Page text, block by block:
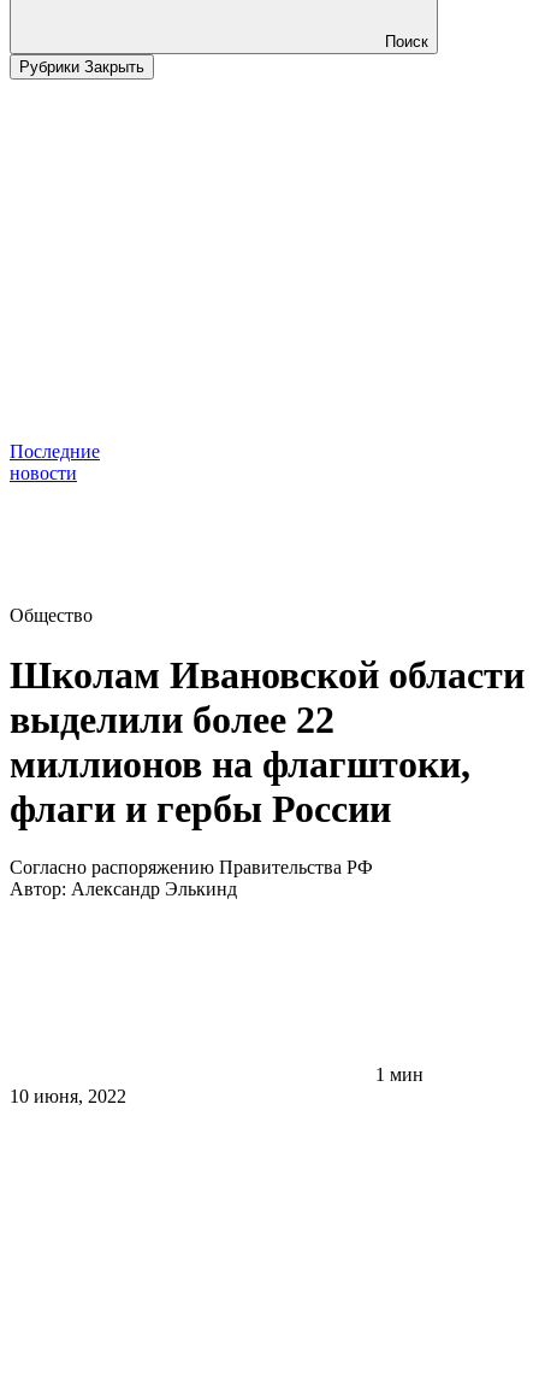
Поиск
Рубрики Закрыть
Последние
новости
Общество
Школам Ивановской области
выделили более 22
миллионов на флагштоки,
флаги и гербы России
Согласно распоряжению Правительства РФ
Автор: Александр Элькинд
1 мин
10 июня, 2022